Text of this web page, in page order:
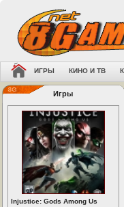
ИГРЫ КИНО И ТВ
Игры
Injustice: Gods Among Us